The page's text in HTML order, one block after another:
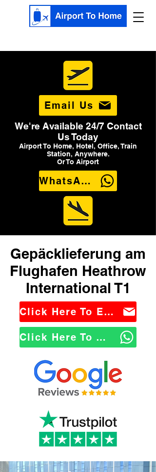
Email Us
We're Available 24/7 Contact
Us Today
Airport To Home, Hotel, Office, Train
Station, Anywhere.
Or To Airport
WhatsApp Us
Gepäcklieferung am
Flughafen Heathrow
International T1
Click Here To Email Us
Click Here To WhatsApp Us